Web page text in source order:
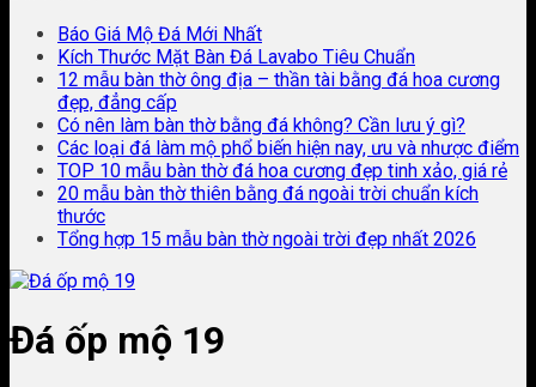
Báo Giá Mộ Đá Mới Nhất
Kích Thước Mặt Bàn Đá Lavabo Tiêu Chuẩn
12 mẫu bàn thờ ông địa – thần tài bằng đá hoa cương
đẹp, đẳng cấp
Có nên làm bàn thờ bằng đá không? Cần lưu ý gì?
Các loại đá làm mộ phổ biến hiện nay, ưu và nhược điểm
TOP 10 mẫu bàn thờ đá hoa cương đẹp tinh xảo, giá rẻ
20 mẫu bàn thờ thiên bằng đá ngoài trời chuẩn kích
thước
Tổng hợp 15 mẫu bàn thờ ngoài trời đẹp nhất 2026
Đá ốp mộ 19